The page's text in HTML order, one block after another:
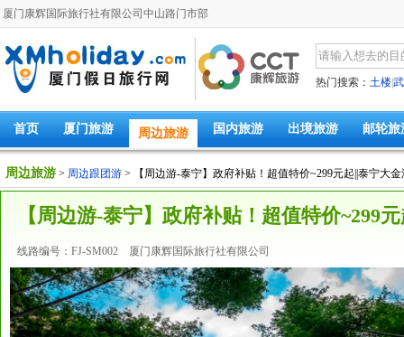
厦门康辉国际旅行社有限公司中山路门市部
热门搜索： 土楼
首页 厦门旅游 周边旅游 国内旅游 出境旅游 邮轮旅
周边旅游 > 周边跟团游 > 【周边游-泰宁】政府补贴！超值特价~299元起||泰宁大
【周边游-泰宁】政府补贴！超值特价~299
线路编号：FJ-SM002 厦门康辉国际旅行社有限公司